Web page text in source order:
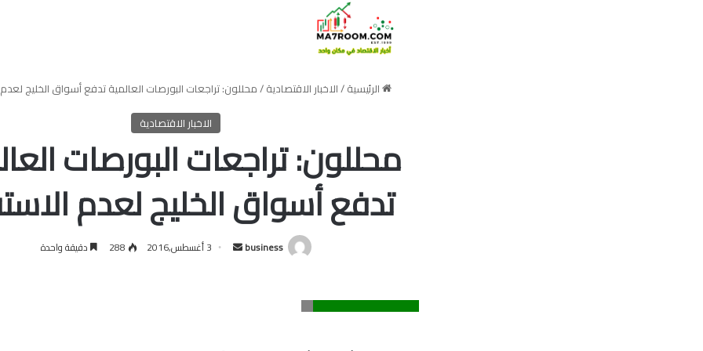
الرئيسية/الاخبار الاقتصادية/محللون: تراجعات البورصات العالمية تدفع أسواق الخليج لعدم
الاخبار الاقتصادية
محللون: تراجعات البورصات
تدفع أسواق الخليج لعدم
business
أرسل 3 أغسطس,2016 288 دقيقة واحدة